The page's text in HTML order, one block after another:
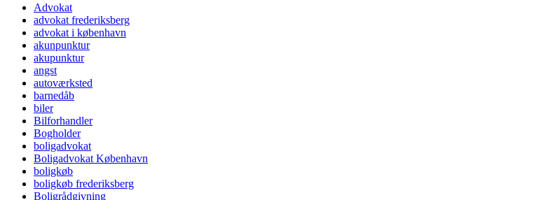
Advokat
advokat frederiksberg
advokat i københavn
akunpunktur
akupunktur
angst
autoværksted
barnedåb
biler
Bilforhandler
Bogholder
boligadvokat
Boligadvokat København
boligkøb
boligkøb frederiksberg
Boligrådgivning